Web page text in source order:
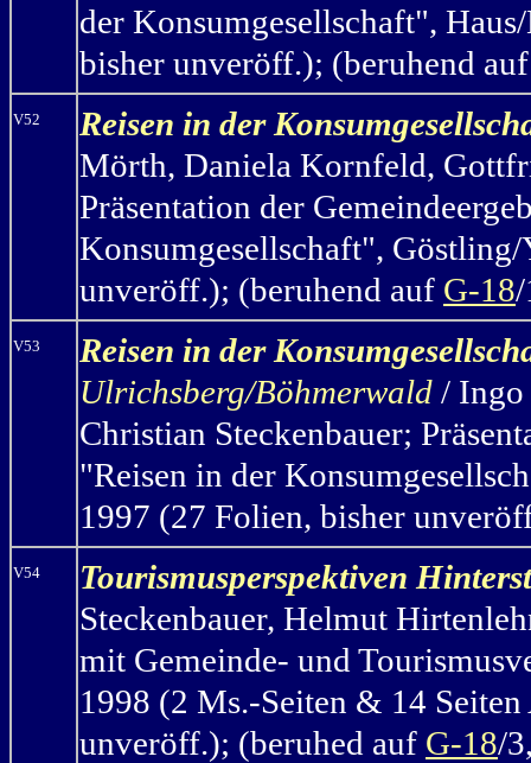
der Konsumgesellschaft",
bisher unveröff.); (beruhend
V52
Reisen in der
Mörth, Daniela Kornfeld,
Präsentation der
Konsumgesellschaft",
unveröff.); (beruhend auf G-18
V53
Reisen in der
Ulrichsberg/Böhmerwald / Ingo
Christian Steckenbauer;
"Reisen in der
1997 (27 Folien, bisher
V54
Tourismusperspektiven
Steckenbauer, Helmut
mit Gemeinde- und
1998 (2 Ms.-Seiten & 14
unveröff.); (beruhed auf G-18/